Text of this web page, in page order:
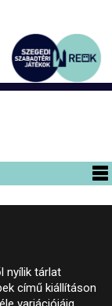
nyílik tárlat
című kiállításon